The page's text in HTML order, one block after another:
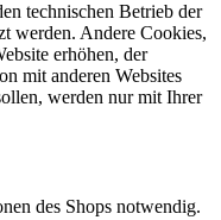
technischen Betrieb der
werden. Andere Cookies,
erhöhen, der
mit anderen Websites
werden nur mit Ihrer
des Shops notwendig.